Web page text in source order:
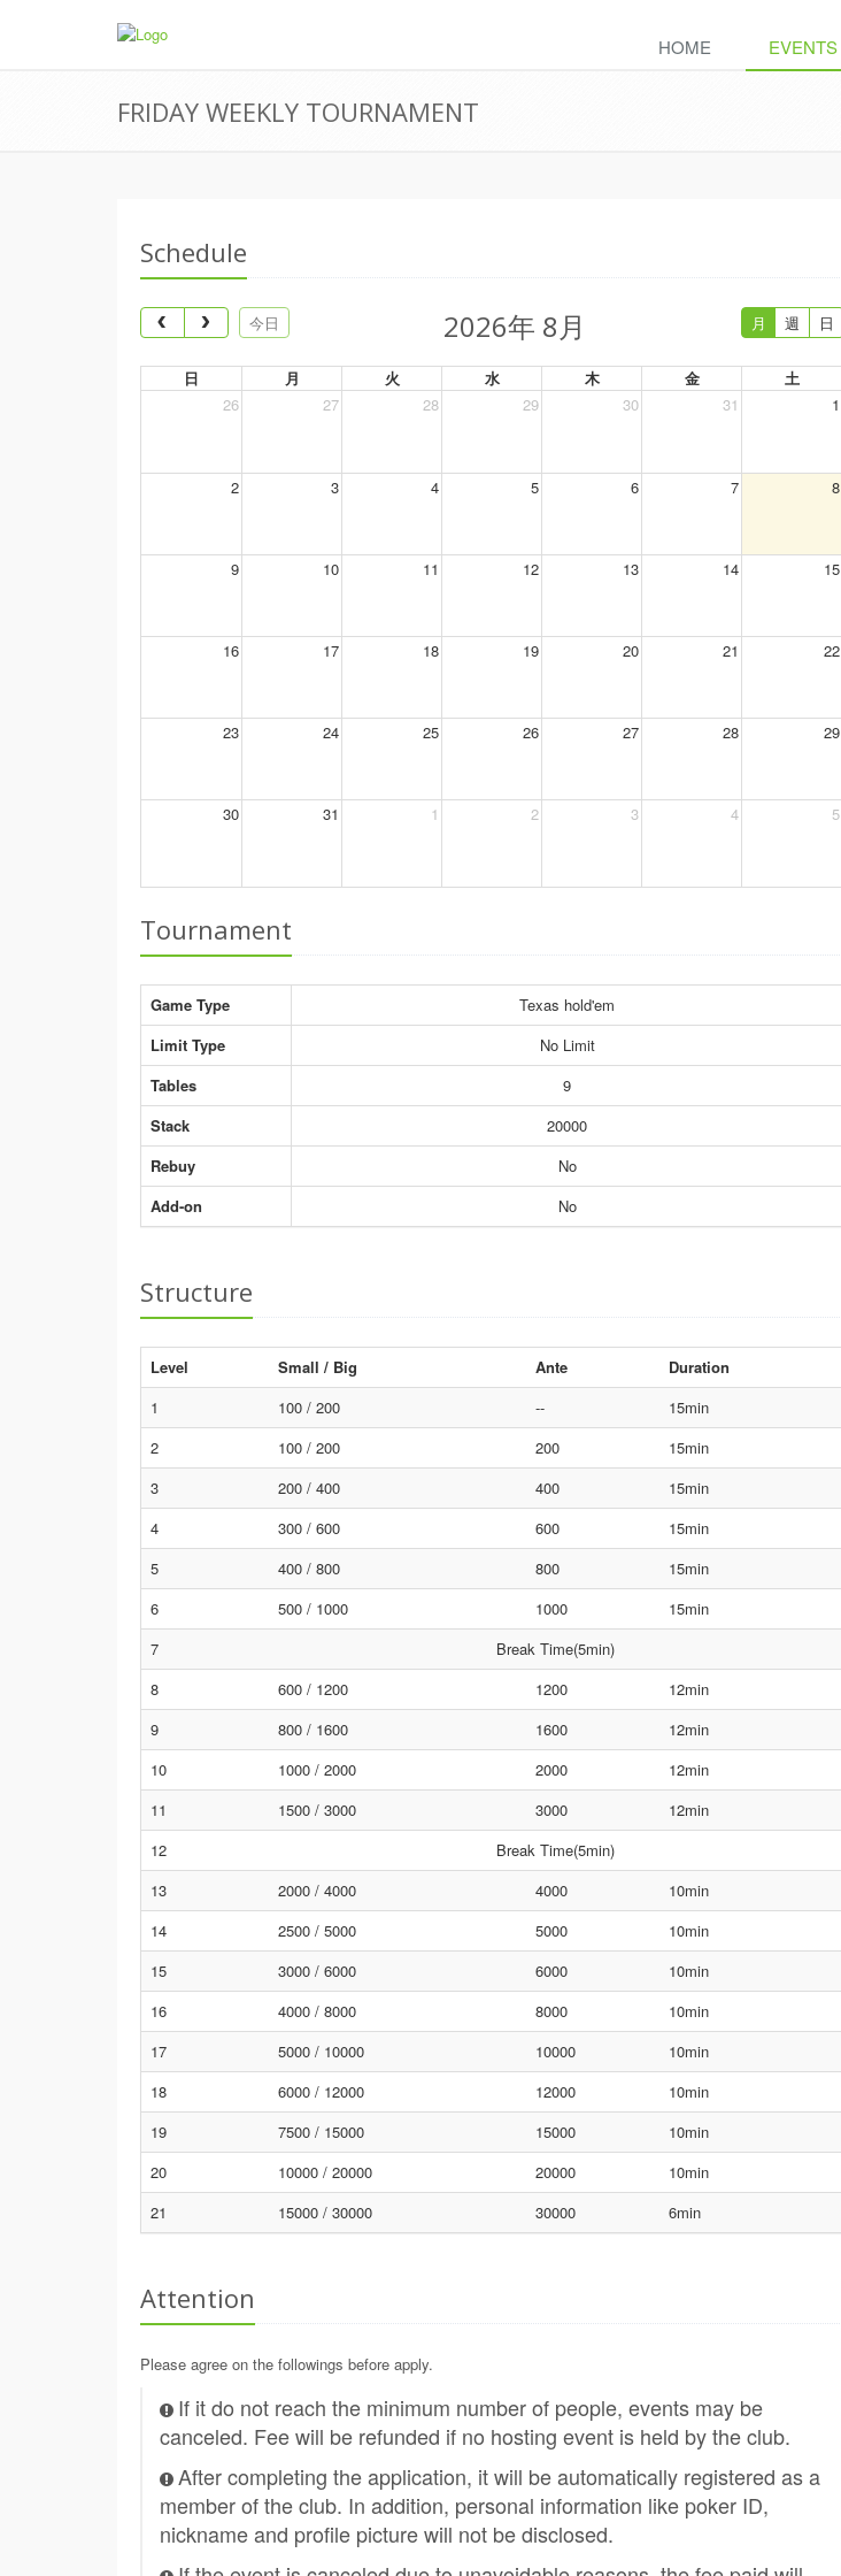
HOME EVENTS
FRIDAY WEEKLY TOURNAMENT
Schedule
今日 月 週 日
2026年 8月
日 月 火 水 木 金
土
26
27 28 29 30 31 1
2 3 4 5 6 7 8
9 10 11 12 13 14 15
16 17 18 19 20 21 22
23 24 25 26 27 28 29
30 31 1 2 3 4 5
Tournament
Game Type
Texas hold'em
Limit Type
No Limit
Tables
9
Stack
20000
Rebuy
No
Add-on
No
Structure
Level Small / Big Ante
Duration
1
100 / 200 --
15min
2
100 / 200 200
15min
3
200 / 400 400
15min
4
300 / 600 600
15min
5
400 / 800 800
15min
6
500 / 1000 1000
15min
7
Break Time(5min)
8
600 / 1200 1200
12min
9
800 / 1600 1600
12min
10
1000 / 2000 2000
12min
11
1500 / 3000 3000
12min
12
Break Time(5min)
13
2000 / 4000 4000
10min
14
2500 / 5000 5000
10min
15
3000 / 6000 6000
10min
16
4000 / 8000 8000
10min
17
5000 / 10000 10000
10min
18
6000 / 12000 12000
10min
19
7500 / 15000 15000
10min
20
10000 / 20000 20000
10min
21
15000 / 30000 30000 6min
Attention
Please agree on the followings before apply.
If it do not reach the minimum number of people, events may be
canceled. Fee will be refunded if no hosting event is held by the club.
After completing the application, it will be automatically registered as a
member of the club. In addition, personal information like poker ID,
nickname and profile picture will not be disclosed.